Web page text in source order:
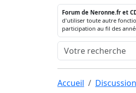
Forum de Neronne.fr et
d'utiliser toute autre
participation au fil des
Accueil